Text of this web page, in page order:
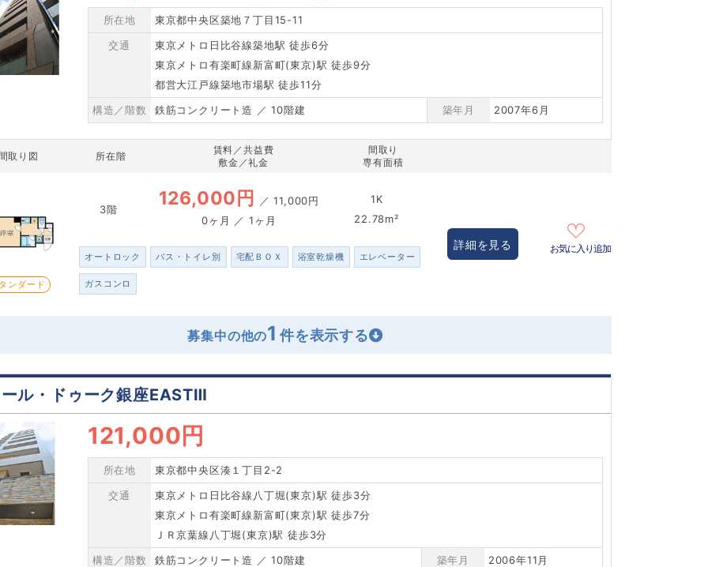
所在地
東京都中央区築地７丁目15-11
交通
東京メトロ日比谷線築地駅 徒歩6分
東京メトロ有楽町線新富町(東京)駅 徒歩9分
都営大江戸線築地市場駅 徒歩11分
構造／階数
鉄筋コンクリート造 ／ 10階建 築年月 2007年6月
取り図 所在階
賃料／共益費
敷金／礼金
間取り
専有面積
ンダード
3階 126,000円 ／11,000円
0ヶ月 ／ 1ヶ月
1K
22.78m²
オートロック バス・トイレ別 宅配ＢＯＸ 浴室乾燥機 エレベーター
ガスコンロ
詳細を見る お気に入り追加
募集中の他の1
ル・ドゥーク銀座EASTⅢ
121,000円
所在地
東京都中央区湊１丁目2-2
交通
東京メトロ日比谷線八丁堀(東京)駅 徒歩3分
東京メトロ有楽町線新富町(東京)駅 徒歩7分
ＪＲ京葉線八丁堀(東京)駅 徒歩3分
構造／階数
鉄筋コンクリート造 ／ 10階建 築年月 2006年11月